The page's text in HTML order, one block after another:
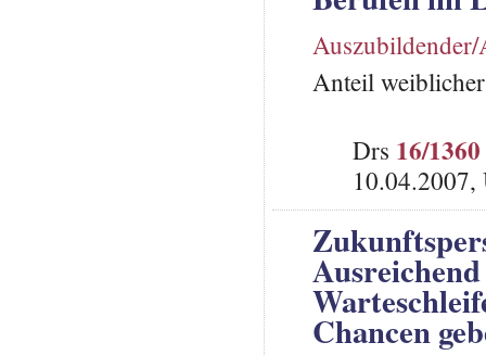
Anteil
Drs 16/1360
Chancen